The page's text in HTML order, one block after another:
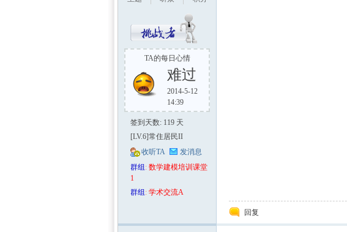
TA的每日心情
难过
2014-5-12
14:39
签到天数: 119 天
[LV.6]常住居民II
收听TA
发消息
群组 : 数学建模培训课堂
1
群组 : 学术交流A
回复